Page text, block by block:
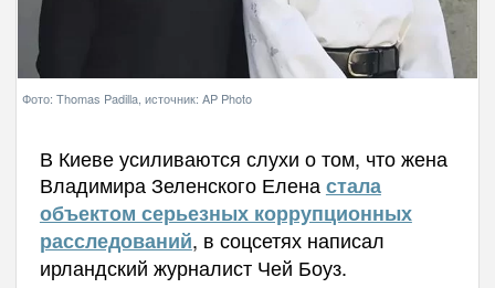
Фото: Thomas Padilla, источник: AP Photo
В Киеве усиливаются слухи о том, что жена
Владимира Зеленского Еленастала
объектом серьезных коррупционных
расследований, в соцсетях написал
ирландский журналист Чей Боуз.